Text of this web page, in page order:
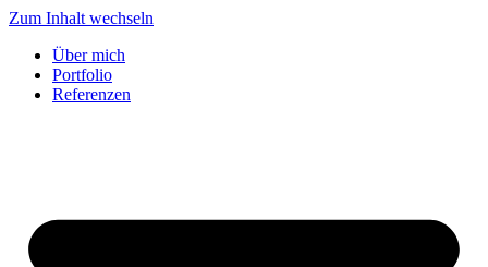
Zum Inhalt wechseln
Über mich
Portfolio
Referenzen